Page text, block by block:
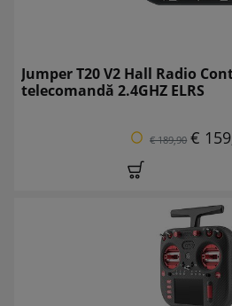
Jumper T20 V2 Hall Radio
telecomandă 2.4GHZ ELRS
€ 189,90 €